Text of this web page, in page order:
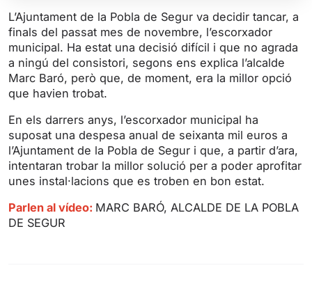
l
a
y
u
t
e
e
t
i
n
P
e
f
s
c
e
L’Ajuntament de la Pobla de Segur va decidir tancar, a
finals del passat mes de novembre, l’escorxador
municipal. Ha estat una decisió difícil i que no agrada
a ningú del consistori, segons ens explica l’alcalde
Marc Baró, però que, de moment, era la millor opció
que havien trobat.
En els darrers anys, l’escorxador municipal ha
suposat una despesa anual de seixanta mil euros a
l’Ajuntament de la Pobla de Segur i que, a partir d’ara,
intentaran trobar la millor solució per a poder aprofitar
unes instal·lacions que es troben en bon estat.
Parlen al vídeo: MARC BARÓ, ALCALDE DE LA POBLA
DE SEGUR